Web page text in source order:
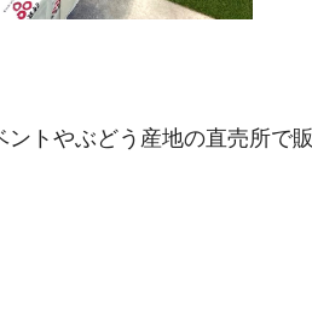
トやぶどう産地の直売所